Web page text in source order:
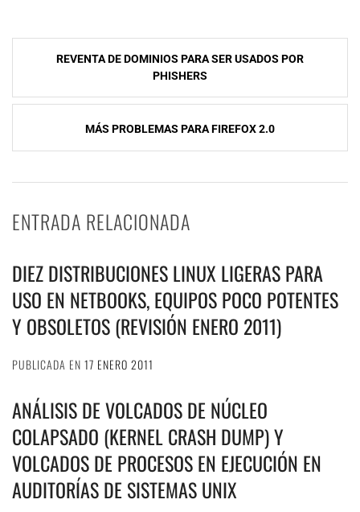
NavegaciÃ³n
entradas
REVENTA DE DOMINIOS PARA SER USADOS POR
PHISHERS
MÁS PROBLEMAS PARA FIREFOX 2.0
ENTRADA RELACIONADA
DIEZ DISTRIBUCIONES LINUX LIGERAS PARA
USO EN NETBOOKS, EQUIPOS POCO POTENTES
Y OBSOLETOS (REVISIÓN ENERO 2011)
PUBLICADA EN 17 ENERO 2011
ANÁLISIS DE VOLCADOS DE NÚCLEO
COLAPSADO (KERNEL CRASH DUMP) Y
VOLCADOS DE PROCESOS EN EJECUCIÓN EN
AUDITORÍAS DE SISTEMAS UNIX